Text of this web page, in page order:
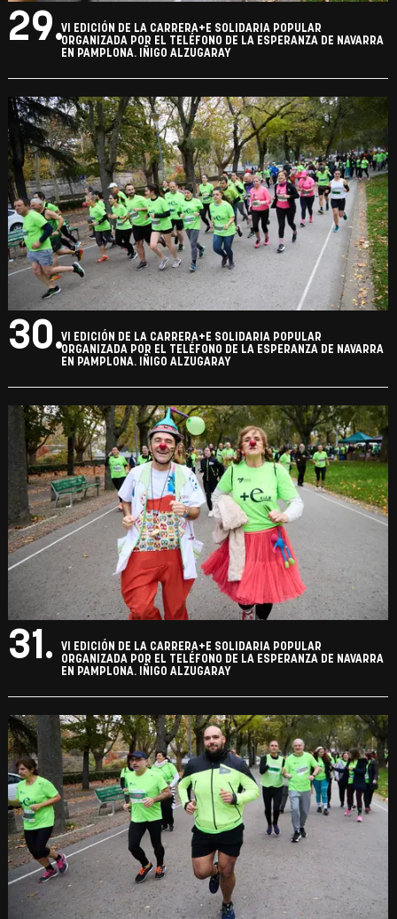
29.VI EDICIÓN DE LA CARRERA+E SOLIDARIA POPULAR
ORGANIZADA POR EL TELÉFONO DE LA ESPERANZA DE NAVARRA
EN PAMPLONA. IÑIGO ALZUGARAY
30.VI EDICIÓN DE LA CARRERA+E SOLIDARIA POPULAR
ORGANIZADA POR EL TELÉFONO DE LA ESPERANZA DE NAVARRA
EN PAMPLONA. IÑIGO ALZUGARAY
31.
VI EDICIÓN DE LA CARRERA+E SOLIDARIA POPULAR
ORGANIZADA POR EL TELÉFONO DE LA ESPERANZA DE NAVARRA
EN PAMPLONA. IÑIGO ALZUGARAY